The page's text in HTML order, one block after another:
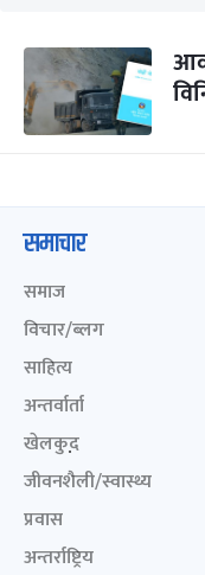
समाचार
समाज
विचार/ब्लग
साहित्य
अन्तर्वार्ता
खेलकुद़़
जीवनशैली/स्वास्थ्य
प्रवास
अन्तर्राष्ट्रिय